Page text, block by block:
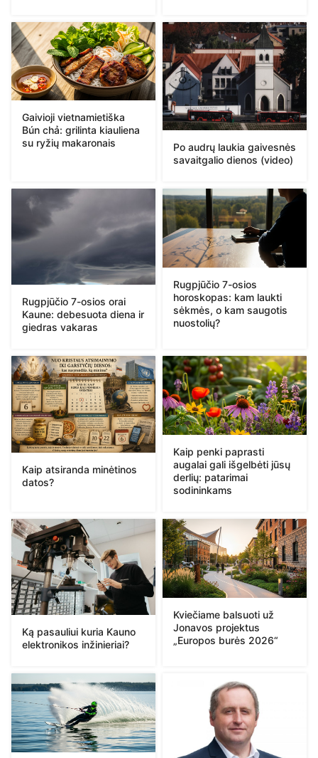
Gaivioji vietnamietiška
Bún chả: grilinta kiauliena
su ryžių makaronais
Po audrų laukia gaivesnės
savaitgalio dienos (video)
Rugpjūčio 7-osios orai
Kaune: debesuota diena ir
giedras vakaras
Rugpjūčio 7-osios
horoskopas: kam laukti
sėkmės, o kam saugotis
nuostolių?
Kaip atsiranda minėtinos
datos?
Kaip penki paprasti
augalai gali išgelbėti jūsų
derlių: patarimai
sodininkams
Ką pasauliui kuria Kauno
elektronikos inžinieriai?
Kviečiame balsuoti už
Jonavos projektus
„Europos burės 2026“